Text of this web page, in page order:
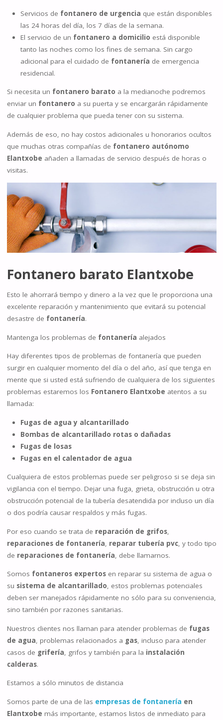
Servicios de fontanero de urgencia que están disponibles
las 24 horas del día, los 7 días de la semana.
El servicio de un fontanero a domicilio está disponible
tanto las noches como los fines de semana. Sin cargo
adicional para el cuidado de fontanería de emergencia
residencial.
Si necesita un fontanero barato a la medianoche podremos
enviar un fontanero a su puerta y se encargarán rápidamente
de cualquier problema que pueda tener con su sistema.
Además de eso, no hay costos adicionales u honorarios ocultos
que muchas otras compañías de fontanero autónomo
Elantxobe añaden a llamadas de servicio después de horas o
visitas.
Fontanero barato Elantxobe
Esto le ahorrará tiempo y dinero a la vez que le proporciona una
excelente reparación y mantenimiento que evitará su potencial
desastre de fontanería.
Mantenga los problemas de fontanería alejados
Hay diferentes tipos de problemas de fontanería que pueden
surgir en cualquier momento del día o del año, así que tenga en
mente que si usted está sufriendo de cualquiera de los siguientes
problemas estaremos los Fontanero Elantxobe atentos a su
llamada:
Fugas de agua y alcantarillado
Bombas de alcantarillado rotas o dañadas
Fugas de losas
Fugas en el calentador de agua
Cualquiera de estos problemas puede ser peligroso si se deja sin
vigilancia con el tiempo. Dejar una fuga, grieta, obstrucción u otra
obstrucción potencial de la tubería desatendida por incluso un día
o dos podría causar respaldos y más fugas.
Por eso cuando se trata de reparación de grifos,
reparaciones de fontanería reparar tubería pvc, y todo tipo
de reparaciones de fontanería , debe llamarnos.
Somos fontaneros expertos en reparar su sistema de agua o
su sistema de alcantarillado, estos problemas potenciales
deben ser manejados rápidamente no sólo para su conveniencia,
sino también por razones sanitarias.
Nuestros clientes nos llaman para atender problemas de fugas
de agua , problemas relacionados a gas, incluso para atender
casos de grifería , grifos y también para la instalación
calderas.
Estamos a sólo minutos de distancia
Somos parte de una de las empresas de fontanería en
Elantxobe más importante, estamos listos de inmediato para